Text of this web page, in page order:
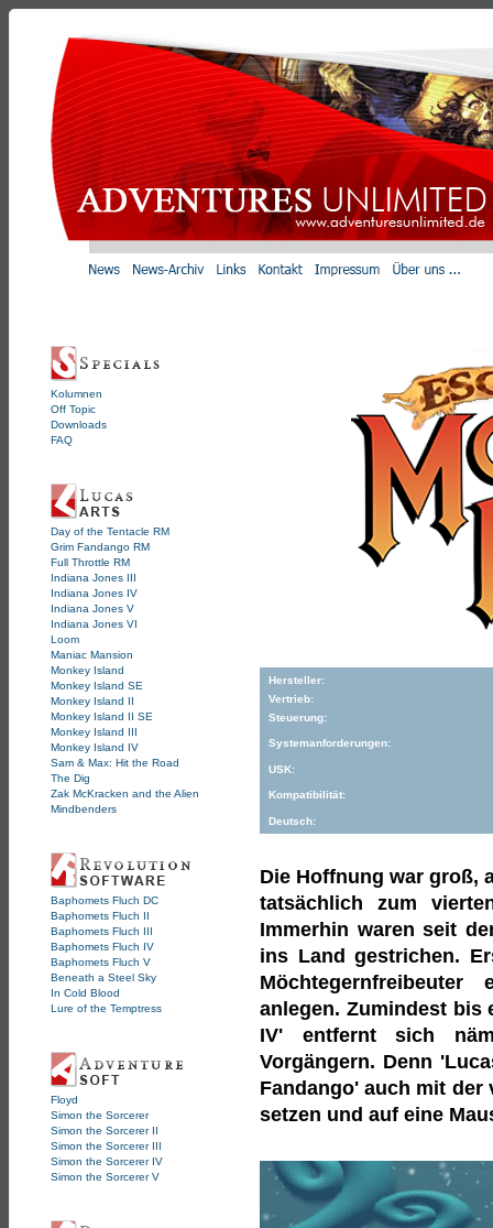
Kolumnen
Off Topic
Downloads
FAQ
Day of the Tentacle RM
Grim Fandango RM
Full Throttle RM
Indiana Jones III
Indiana Jones IV
Indiana Jones V
Indiana Jones VI
Loom
Maniac Mansion
Monkey Island
Monkey Island SE
Monkey Island II
Monkey Island II SE
Monkey Island III
Monkey Island IV
Sam & Max: Hit the Road
The Dig
Zak McKracken and the Alien
Mindbenders
Baphomets Fluch DC
Baphomets Fluch II
Baphomets Fluch III
Baphomets Fluch IV
Baphomets Fluch V
Beneath a Steel Sky
In Cold Blood
Lure of the Temptress
Floyd
Simon the Sorcerer
Simon the Sorcerer II
Simon the Sorcerer III
Simon the Sorcerer IV
Simon the Sorcerer V
Hersteller:
Vertrieb:
Steuerung:
Systemanforderungen:
USK:
Kompatibilität:
Deutsch:
Die Hoffnung war groß,
tatsächlich zum
Immerhin waren seit
ins Land gestrichen.
anlegen. Zumindest bis
IV' entfernt sich
Vorgängern. Denn
Fandango' auch mit der
setzen und auf eine